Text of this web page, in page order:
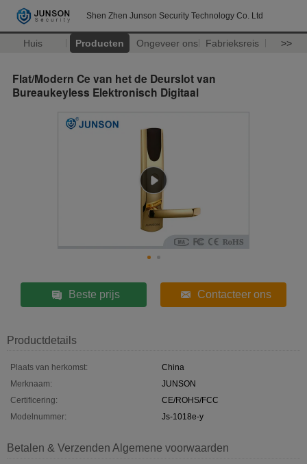
Shen Zhen Junson Security Technology Co. Ltd
Huis Producten Ongeveer ons Fabrieksreis >>
Flat/Modern Ce van het de Deurslot van
Bureaukeyless Elektronisch Digitaal
Beste prijs Contacteer ons
Productdetails
Plaats van herkomst:
China
Merknaam:
JUNSON
Certificering:
CE/ROHS/FCC
Modelnummer:
Js-1018e-y
Betalen & Verzenden Algemene voorwaarden